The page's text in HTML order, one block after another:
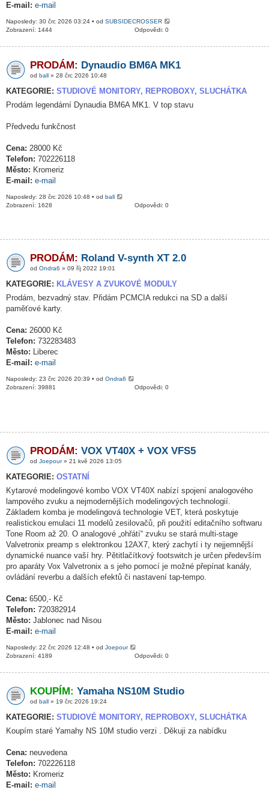
E-mail: e-mail
Naposledy: 30 črc 2026 03:24 • od SUBSIDECROSSER
Odpovědi: 0
Zobrazení: 1444
PRODÁM: Dynaudio BM6A MK1
od ball » 28 črc 2026 10:48
KATEGORIE: STUDIOVÉ MONITORY, REPROBOXY, SLUCHÁTKA
Prodám legendární Dynaudia BM6A MK1. V top stavu
Předvedu funkčnost
Cena: 28000 Kč
Telefon: 702226118
Město: Kromeriz
E-mail: e-mail
Naposledy: 28 črc 2026 10:48 • od ball
Odpovědi: 0
Zobrazení: 1628
PRODÁM: Roland V-synth XT 2.0
od Ondra6 » 09 říj 2022 19:01
KATEGORIE: KLÁVESY A ZVUKOVÉ MODULY
Prodám, bezvadný stav. Přidám PCMCIA redukci na SD a další
paměťové karty.
Cena: 26000 Kč
Telefon: 732283483
Město: Liberec
E-mail: e-mail
Naposledy: 23 črc 2026 20:39 • od Ondra6
Odpovědi: 0
Zobrazení: 39881
PRODÁM: VOX VT40X + VOX VFS5
od Joepour» 21 kvě 2026 13:05
KATEGORIE: OSTATNÍ
Kytarové modelingové kombo VOX VT40X nabízí spojení analogového
lampového zvuku a nejmodernějších modelingových technologií.
Základem komba je modelingová technologie VET, která poskytuje
realistickou emulaci 11 modelů zesilovačů, při použití editačního softwaru
Tone Room až 20. O analogové „ohřátí“ zvuku se stará multi-stage
Valvetronix preamp s elektronkou 12AX7, který zachytí i ty nejjemnější
dynamické nuance vaší hry. Pětitlačítkový footswitch je určen především
pro aparáty Vox Valvetronix a s jeho pomocí je možné přepínat kanály,
ovládání reverbu a dalších efektů či nastavení tap-tempo.
Cena: 6500,- Kč
Telefon: 720382914
Město: Jablonec nad Nisou
E-mail: e-mail
Naposledy: 22 črc 2026 12:48 • od Joepour
Odpovědi: 0
Zobrazení: 4189
KOUPÍM: Yamaha NS10M Studio
od ball » 19 črc 2026 19:24
KATEGORIE: STUDIOVÉ MONITORY, REPROBOXY, SLUCHÁTKA
Koupím staré Yamahy NS 10M studio verzi . Děkuji za nabídku
Cena: neuvedena
Telefon: 702226118
Město: Kromeriz
E-mail: e-mail